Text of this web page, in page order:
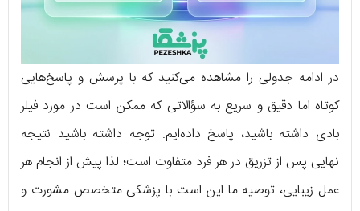
در ادامه جدولی را مشاهده می‌کنید که با پرسش و پاسخ‌هایی
کوتاه اما دقیق و سریع به سؤالاتی که ممکن است در مورد فیلر
بادی داشته باشید، پاسخ داده‌ایم. توجه داشته باشید نتیجه
نهایی پس از تزریق در هر فرد متفاوت است؛ لذا پیش از انجام هر
عمل زیبایی، توصیه ما این است با پزشکی متخصص مشورت و